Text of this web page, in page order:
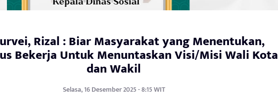
Rizal : Biar Masyarakat yang Menentukan,
Bekerja Untuk Menuntaskan Visi/Misi Wali Kota
dan Wakil
Selasa, 16 Desember 2025 - 8:15 WIT